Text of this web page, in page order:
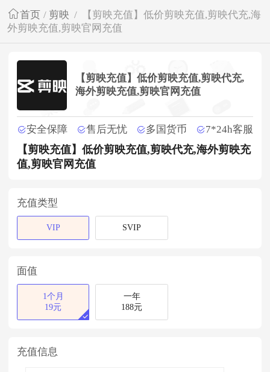
首页 / 剪映 /
【剪映充值】低价剪映充值,剪映代充,海
外剪映充值,剪映官网充值
【剪映充值】低价剪映充值,剪映代充,
海外剪映充值,剪映官网充值
安全保障 售后无忧 多国货币 7*24h客服
【剪映充值】低价剪映充值,剪映代充,海外剪映充
值,剪映官网充值
充值类型
VIP SVIP
面值
1个月
19元
一年
188元
充值信息